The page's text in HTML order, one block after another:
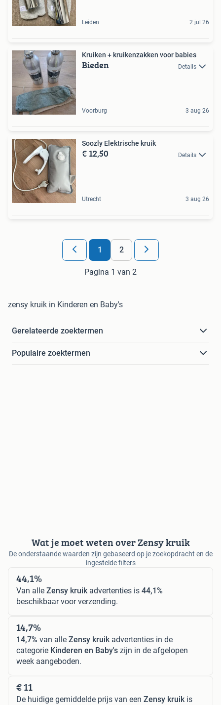
Leiden 2 jul 26
Kruiken + kruikenzakken voor babies
Bieden Details
Voorburg 3 aug 26
Soozly Elektrische kruik
€ 12,50 Details
Utrecht 3 aug 26
1 2
Pagina 1 van 2
zensy kruik in Kinderen en Baby's
Gerelateerde zoektermen
Populaire zoektermen
Wat je moet weten over Zensy kruik
De onderstaande waarden zijn gebaseerd op je zoekopdracht en de
ingestelde filters
44,1%
Van alle Zensy kruikadvertenties is 44,1%
beschikbaar voor verzending.
14,7%
14,7% van alle Zensy kruikadvertenties in de
categorie Kinderen en Baby's zijn in de afgelopen
week aangeboden.
€ 11
De huidige gemiddelde prijs van een Zensy kruikis